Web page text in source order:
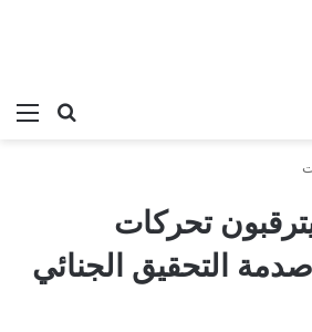
بحث
تحركات
التحقيق الجنائي